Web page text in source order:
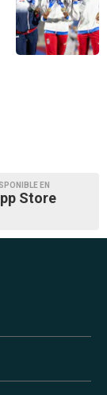
EN
Store